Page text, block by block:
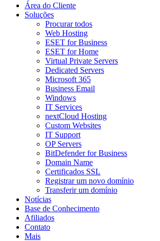
Área do Cliente
Soluções
Procurar todos
Web Hosting
ESET for Business
ESET for Home
Virtual Private Servers
Dedicated Servers
Microsoft 365
Business Email
Windows
IT Services
nextCloud Hosting
Custom Websites
IT Support
OP Servers
BitDefender for Business
Domain Name
Certificados SSL
Registrar um novo domínio
Transferir um domínio
Notícias
Base de Conhecimento
Afiliados
Contato
Mais